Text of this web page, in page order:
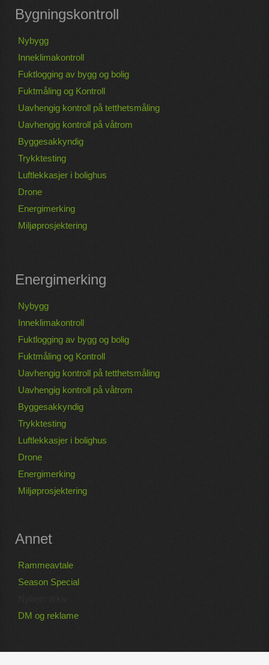
Bygningskontroll
Nybygg
Inneklimakontroll
Fuktlogging av bygg og bolig
Fuktmåling og Kontroll
Uavhengig kontroll på tetthetsmåling
Uavhengig kontroll på våtrom
Byggesakkyndig
Trykktesting
Luftlekkasjer i bolighus
Drone
Energimerking
Miljøprosjektering
Energimerking
Nybygg
Inneklimakontroll
Fuktlogging av bygg og bolig
Fuktmåling og Kontroll
Uavhengig kontroll på tetthetsmåling
Uavhengig kontroll på våtrom
Byggesakkyndig
Trykktesting
Luftlekkasjer i bolighus
Drone
Energimerking
Miljøprosjektering
Annet
Rammeavtale
Season Special
DM og reklame